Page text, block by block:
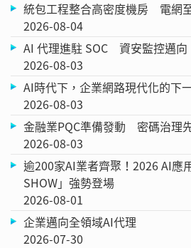
統包工程整合高密度機房 電網
2026-08-04
AI 代理進駐 SOC 資安監控邁向
2026-08-03
AI時代下，企業網路現代化的下
2026-08-03
金融業PQC準備發動 密碼治理
2026-08-03
逾200家AI業者齊聚！2026 AI應
SHOW」強勢登場
2026-08-01
企業邁向全領域AI代理
2026-07-30